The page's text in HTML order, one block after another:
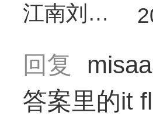
江南刘德华
回复
答案里的it